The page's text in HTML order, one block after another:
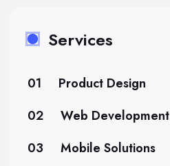
Services
01
Product Design
02
Web Development
03
Mobile Solutions